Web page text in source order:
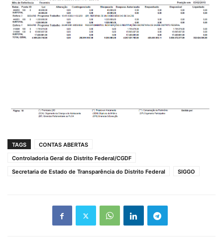
TAGS
CONTAS ABERTAS
Controladoria Geral do Distrito Federal/CGDF
Secretaria de Estado de Transparência do Distrito Federal
SIGGO